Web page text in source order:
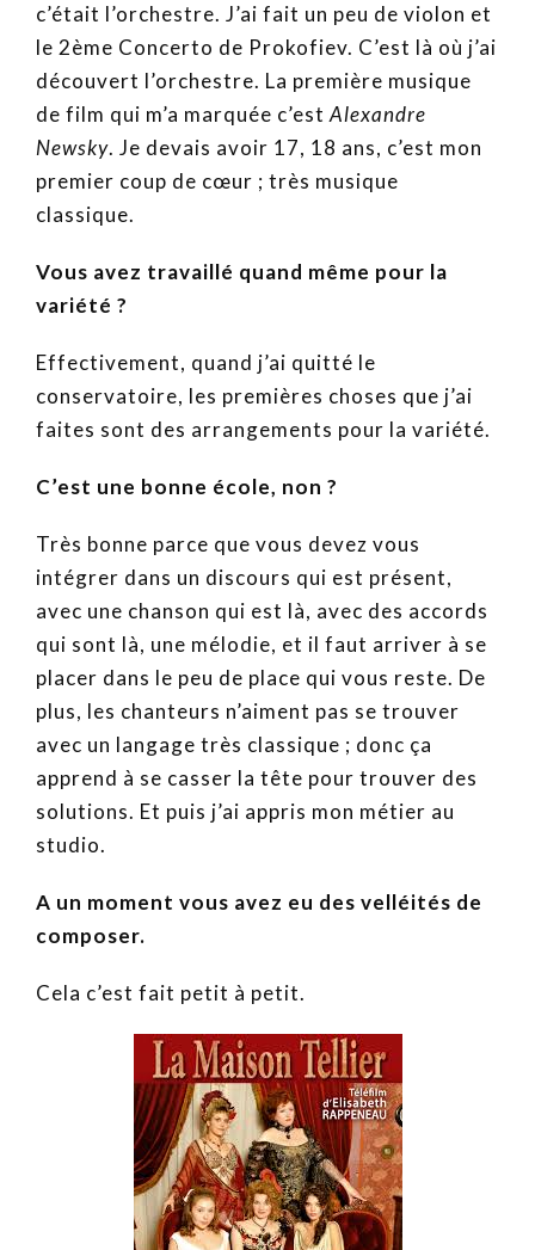
c’était l’orchestre. J’ai fait un peu de violon et
le 2ème Concerto de Prokofiev. C’est là où j’ai
découvert l’orchestre. La première musique
de film qui m’a marquée c’estAlexandre
Newsky. Je devais avoir 17, 18 ans, c’est mon
premier coup de cœur ; très musique
classique.
Vous avez travaillé quand même pour la
variété ?
Effectivement, quand j’ai quitté le
conservatoire, les premières choses que j’ai
faites sont des arrangements pour la variété.
C’est une bonne école, non ?
Très bonne parce que vous devez vous
intégrer dans un discours qui est présent,
avec une chanson qui est là, avec des accords
qui sont là, une mélodie, et il faut arriver à se
placer dans le peu de place qui vous reste. De
plus, les chanteurs n’aiment pas se trouver
avec un langage très classique ; donc ça
apprend à se casser la tête pour trouver des
solutions. Et puis j’ai appris mon métier au
studio.
A un moment vous avez eu des velléités de
composer.
Cela c’est fait petit à petit.